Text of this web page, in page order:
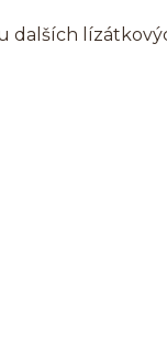
dalších